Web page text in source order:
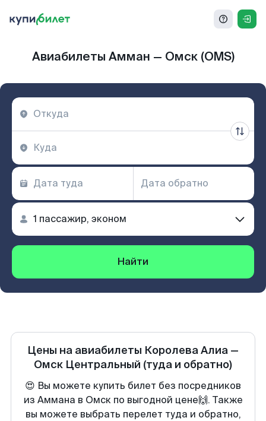
Авиабилеты Амман — Омск (OMS)
Найти
Цены на авиабилеты Королева Алиа —
Омск Центральный (туда и обратно)
😍 Вы можете купить билет без посредников
из Аммана в Омск по выгодной цене🙌. Также
вы можете выбрать перелет туда и обратно,